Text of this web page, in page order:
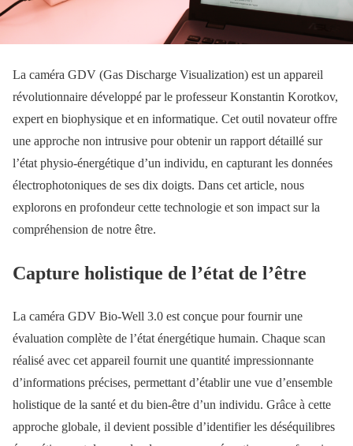
La caméra GDV (Gas Discharge Visualization) est un appareil
révolutionnaire développé par le professeur Konstantin Korotkov,
expert en biophysique et en informatique. Cet outil novateur offre
une approche non intrusive pour obtenir un rapport détaillé sur
l’état physio-énergétique d’un individu, en capturant les données
électrophotoniques de ses dix doigts. Dans cet article, nous
explorons en profondeur cette technologie et son impact sur la
compréhension de notre être.
Capture holistique de l’état de l’être
La caméra GDV Bio-Well 3.0 est conçue pour fournir une
évaluation complète de l’état énergétique humain. Chaque scan
réalisé avec cet appareil fournit une quantité impressionnante
d’informations précises, permettant d’établir une vue d’ensemble
holistique de la santé et du bien-être d’un individu. Grâce à cette
approche globale, il devient possible d’identifier les déséquilibres